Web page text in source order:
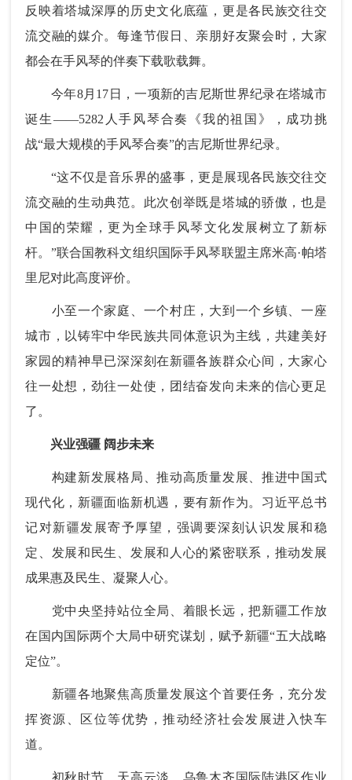
反映着塔城深厚的历史文化底蕴，更是各民族交往交
流交融的媒介。每逢节假日、亲朋好友聚会时，大家
都会在手风琴的伴奏下载歌载舞。
今年8月17日，一项新的吉尼斯世界纪录在塔城市
诞生——5282人手风琴合奏《我的祖国》，成功挑
战“最大规模的手风琴合奏”的吉尼斯世界纪录。
“这不仅是音乐界的盛事，更是展现各民族交往交
流交融的生动典范。此次创举既是塔城的骄傲，也是
中国的荣耀，更为全球手风琴文化发展树立了新标
杆。”联合国教科文组织国际手风琴联盟主席米高·帕塔
里尼对此高度评价。
小至一个家庭、一个村庄，大到一个乡镇、一座
城市，以铸牢中华民族共同体意识为主线，共建美好
家园的精神早已深深刻在新疆各族群众心间，大家心
往一处想，劲往一处使，团结奋发向未来的信心更足
了。
兴业强疆 阔步未来
构建新发展格局、推动高质量发展、推进中国式
现代化，新疆面临新机遇，要有新作为。习近平总书
记对新疆发展寄予厚望，强调要深刻认识发展和稳
定、发展和民生、发展和人心的紧密联系，推动发展
成果惠及民生、凝聚人心。
党中央坚持站位全局、着眼长远，把新疆工作放
在国内国际两个大局中研究谋划，赋予新疆“五大战略
定位”。
新疆各地聚焦高质量发展这个首要任务，充分发
挥资源、区位等优势，推动经济社会发展进入快车
道。
初秋时节，天高云淡。乌鲁木齐国际陆港区作业